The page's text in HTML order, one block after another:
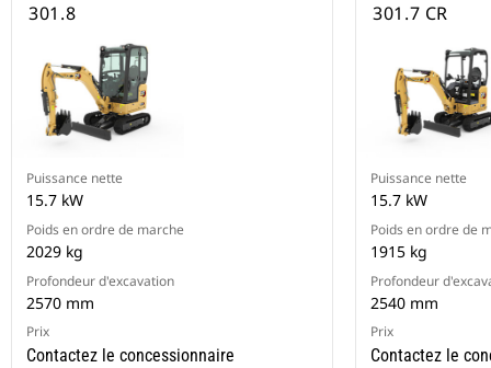
301.8
Puissance nette
15.7 kW
Poids en ordre de marche
2029 kg
Profondeur d'excavation
2570 mm
Prix
Contactez le concessionnaire
301.7 CR
Puissance nette
15.7 kW
Poids en ordre de
1915 kg
Profondeur
2540 mm
Prix
Contactez le